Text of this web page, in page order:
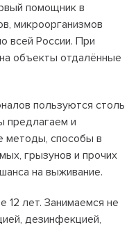
помощник в
микроорганизмов
всей России. При
объекты отдалённые
пользуются столь
предлагаем и
методы, способы в
грызунов и прочих
на выживание.
лет. Занимаемся не
дезинфекцией,